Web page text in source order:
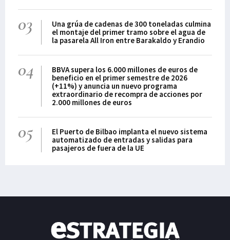
03
Una grúa de cadenas de 300 toneladas culmina
el montaje del primer tramo sobre el agua de
la pasarela All Iron entre Barakaldo y Erandio
04
BBVA supera los 6.000 millones de euros de
beneficio en el primer semestre de 2026
(+11%) y anuncia un nuevo programa
extraordinario de recompra de acciones por
2.000 millones de euros
05
El Puerto de Bilbao implanta el nuevo sistema
automatizado de entradas y salidas para
pasajeros de fuera de la UE